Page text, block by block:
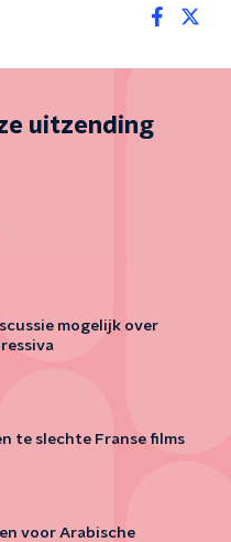
uitzending
mogelijk over
te slechte Franse films
voor Arabische